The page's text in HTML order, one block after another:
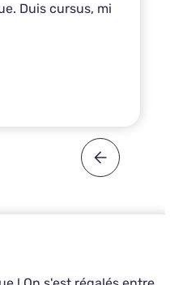
Duis cursus, mi